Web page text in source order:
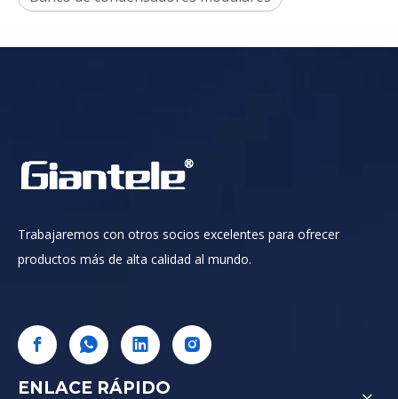
Trabajaremos con otros socios excelentes para ofrecer
productos más de alta calidad al mundo.
ENLACE RÁPIDO